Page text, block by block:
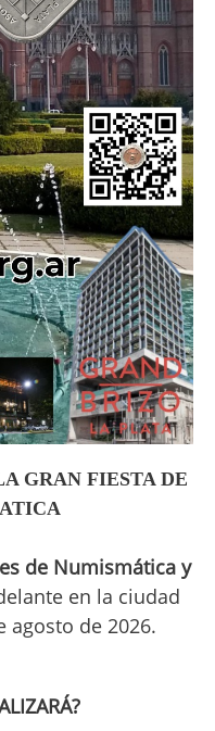
GRAN FIESTA DE
de Numismática y
en la ciudad
agosto de 2026.